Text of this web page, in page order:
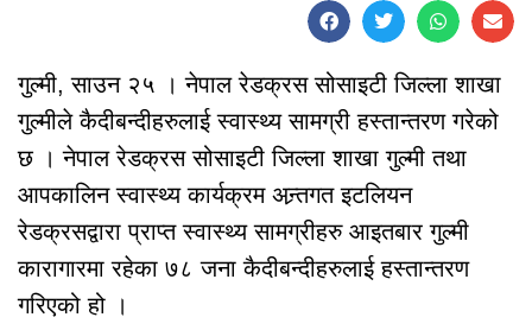
गुल्मी, साउन २५ । नेपाल रेडक्रस सोसाइटी जिल्ला शाखा
गुल्मीले कैदीबन्दीहरुलाई स्वास्थ्य सामग्री हस्तान्तरण गरेको
छ । नेपाल रेडक्रस सोसाइटी जिल्ला शाखा गुल्मी तथा
आपकालिन स्वास्थ्य कार्यक्रम अन्र्तगत इटलियन
रेडक्रसद्वारा प्राप्त स्वास्थ्य सामग्रीहरु आइतबार गुल्मी
कारागारमा रहेका ७८ जना कैदीबन्दीहरुलाई हस्तान्तरण
गरिएको हो ।